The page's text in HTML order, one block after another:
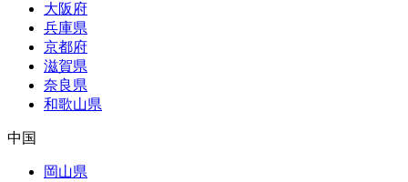
大阪府
兵庫県
京都府
滋賀県
奈良県
和歌山県
中国
岡山県